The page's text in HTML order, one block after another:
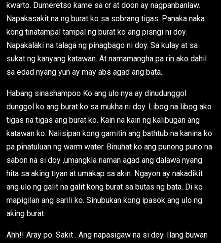
kwarto. Dumeretso kame sa cr at doon ay nagpanbanlaw.
Napakasakit na ng burat ko sa sobrang tigas. Panaka naka
kong tinatampal tampal ng burat ko ang pisngi ni doy.
Napakalaki na talaga ng pinagbago ni doy. Sa kulay at sa
sukat ng kanyang katawan. At namamangha pa rin ako dahil
sa edad nyang yun ay may abs agad ang bata..
Habang sinashampoo Ko ang ulo nya ay dinudunggol
dunggol ko ang burat ko sa mukha ni doy. Libog na libog ako
tigas na tigas ang burat ko. Kain na kain ng kalibugan ang
katawan ko. Naiisipan kong gamitin ang bathtub na kanina ko
pa pinatuluan ng warm water. Binuhat ko ang punong puno na
sabon na si doy ,umangkla naman agad ang dalawa nyang
hita sa aking tiyan at umakap sa akin. Ngayon ay nakadikit
ang ulo ng galit na galit kong burat sa butas ng bata. Di ko
mapigilan ang sarili ko. Sinubukan kong ipasok ang ulo ng
aking burat.
Ahh!! Aray po. Sakit . Ang napasigaw na si doy. Ilang buwan